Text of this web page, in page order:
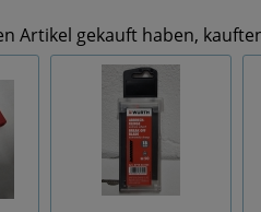
Artikel gekauft haben,